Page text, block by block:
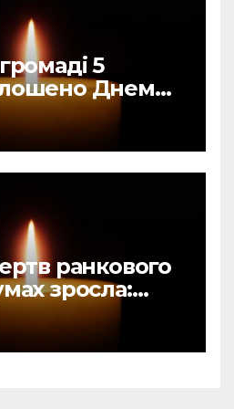
5
Днем
від
ранкового
зросла:
загибель